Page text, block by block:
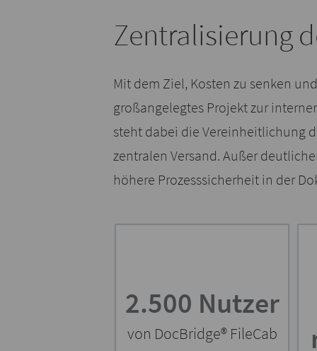
Zentralisierung
Mit dem Ziel, Kosten zu senken
großangelegtes Projekt zur
steht dabei die Vereinheitlichung
zentralen Versand. Außer
höhere Prozesssicherheit in der
2.500 Nutzer
von DocBridge® FileCab